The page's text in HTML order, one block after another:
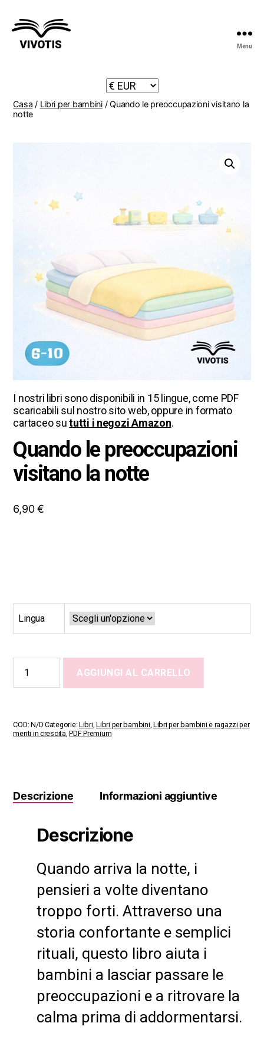
Menu
Casa / Libri per bambini/ Quando le preoccupazioni visitano la
notte
I nostri libri sono disponibili in 15 lingue, come PDF
scaricabili sul nostro sito web, oppure in formato
cartaceo sututti i negozi Amazon.
Quando le preoccupazioni
visitano la notte
6,90€
Lingua
Worries
Visit
AGGIUNGI AL CARRELLO
COD:N/D Categorie:Libri ,Libri per bambini ,Libri per bambini e ragazzi per
menti in crescita ,PDF Premium
Descrizione Informazioni aggiuntive
Descrizione
Quando arriva la notte, i
pensieri a volte diventano
troppo forti. Attraverso una
storia confortante e semplici
rituali, questo libro aiuta i
bambini a lasciar passare le
preoccupazioni e a ritrovare la
calma prima di addormentarsi.